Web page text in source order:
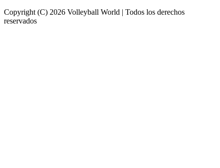
Copyright (C) 2026 Volleyball World | Todos los derechos
reservados